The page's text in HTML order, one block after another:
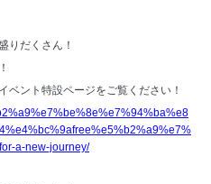
りだくさん！
ベント特設ページをご覧ください！
a-new-journey/